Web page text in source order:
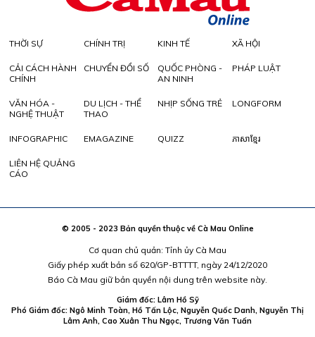
THỜI SỰ CHÍNH TRỊ KINH TẾ XÃ HỘI
CẢI CÁCH HÀNH
CHÍNH
CHUYỂN ĐỔI SỐ
QUỐC PHÒNG -
AN NINH
PHÁP LUẬT
VĂN HÓA -
NGHỆ THUẬT
DU LỊCH - THỂ
THAO
NHỊP SỐNG TRẺ LONGFORM
INFOGRAPHIC EMAGAZINE QUIZZ ភាសាខ្មែរ
LIÊN HỆ QUẢNG
CÁO
© 2005 - 2023 Bản quyền thuộc về Cà Mau Online
Cơ quan chủ quản: Tỉnh ủy Cà Mau
Giấy phép xuất bản số 620/GP-BTTTT, ngày 24/12/2020
Báo Cà Mau giữ bản quyền nội dung trên website này.
Giám đốc: Lâm Hồ Sỹ
Phó Giám đốc: Ngô Minh Toàn, Hồ Tấn Lộc, Nguyễn Quốc Danh, Nguyễn Thị
Lâm Anh, Cao Xuân Thu Ngọc, Trương Văn Tuấn